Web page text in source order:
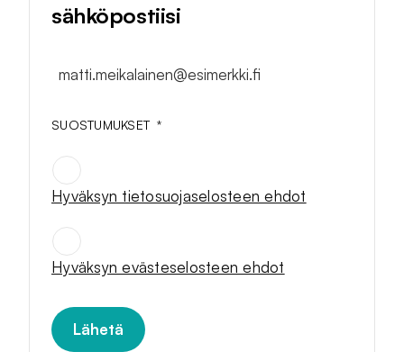
sähköpostiisi
SUOSTUMUKSET *
Hyväksyn tietosuojaselosteen ehdot
SUOSTUMUKSET
Hyväksyn evästeselosteen ehdot